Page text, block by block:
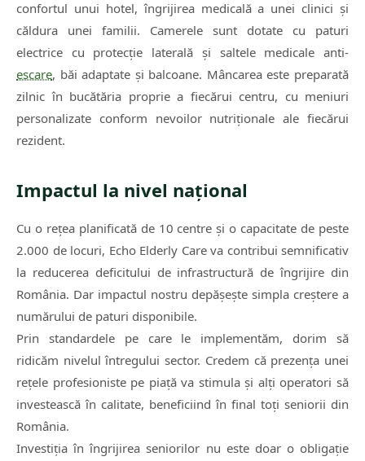
confortul unui hotel, îngrijirea medicală a unei clinici și
căldura unei familii. Camerele sunt dotate cu paturi
electrice cu protecție laterală și saltele medicale anti-
escare, băi adaptate și balcoane. Mâncarea este preparată
zilnic în bucătăria proprie a fiecărui centru, cu meniuri
personalizate conform nevoilor nutriționale ale fiecărui
rezident.
Impactul la nivel național
Cu o rețea planificată de 10 centre și o capacitate de peste
2.000 de locuri, Echo Elderly Care va contribui semnificativ
la reducerea deficitului de infrastructură de îngrijire din
România. Dar impactul nostru depășește simpla creștere a
numărului de paturi disponibile.
Prin standardele pe care le implementăm, dorim să
ridicăm nivelul întregului sector. Credem că prezența unei
rețele profesioniste pe piață va stimula și alți operatori să
investească în calitate, beneficiind în final toți seniorii din
România.
Investiția în îngrijirea seniorilor nu este doar o obligație